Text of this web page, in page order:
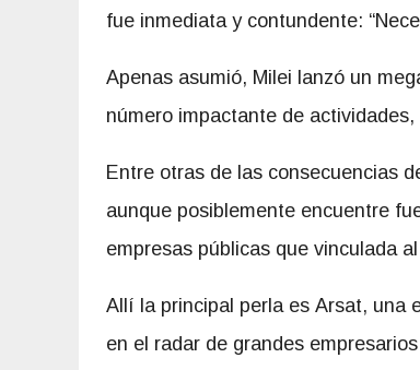
fue inmediata y contundente:
Apenas asumió, Milei lanzó un
número impactante de
Entre otras de las consecuencias
aunque posiblemente encuentre
empresas públicas que vinculada
Allí la principal perla es Arsat, una
en el radar de grandes